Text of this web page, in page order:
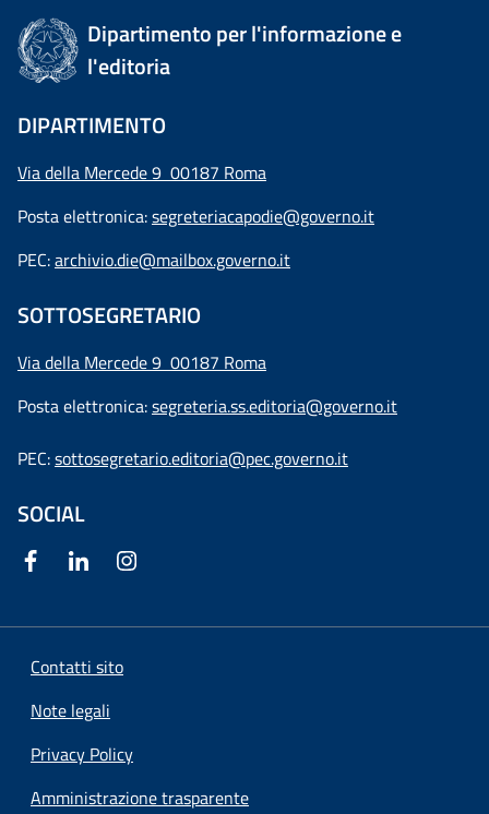
Dipartimento per l'informazione e
l'editoria
DIPARTIMENTO
Via della Mercede 9 00187 Roma
Posta elettronica:segreteriacapodie@governo.it
PEC:archivio.die@mailbox.governo.it
SOTTOSEGRETARIO
Via della Mercede 9 00187 Roma
Posta elettronica:segreteria.ss.editoria@governo.it
PEC:sottosegretario.editoria@pec.governo.it
SOCIAL
Contatti sito
Note legali
Privacy Policy
Amministrazione trasparente